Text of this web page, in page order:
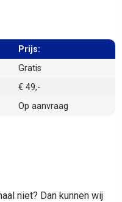
Prijs:
Gratis
€ 49,-
Op aanvraag
niet? Dan kunnen wij